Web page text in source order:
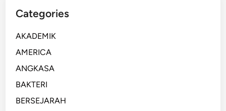
Categories
AKADEMIK
AMERICA
ANGKASA
BAKTERI
BERSEJARAH